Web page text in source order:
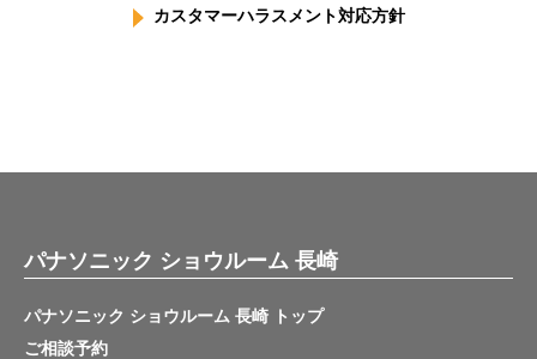
カスタマーハラスメント対応方針
パナソニック ショウルーム 長崎
パナソニック ショウルーム 長崎 トップ
ご相談予約